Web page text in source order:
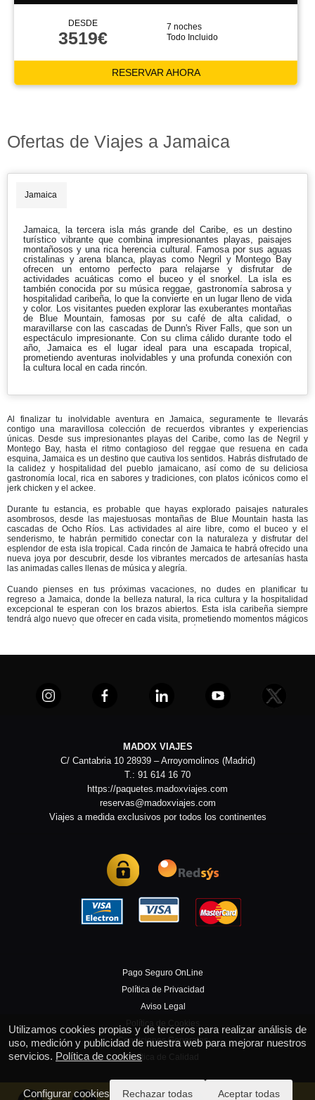
Utilizamos cookies propias y de terceros para realizar análisis de
uso, medición y publicidad de nuestra web para mejorar nuestros
servicios. Política de cookies
Configurar cookies Rechazar todas Aceptar todas
DESDE
3519€
7 noches
Todo Incluido
RESERVAR AHORA
Ofertas de Viajes a Jamaica
Jamaica
Jamaica, la tercera isla más grande del Caribe, es un destino
turístico vibrante que combina impresionantes playas, paisajes
montañosos y una rica herencia cultural. Famosa por sus aguas
cristalinas y arena blanca, playas como Negril y Montego Bay
ofrecen un entorno perfecto para relajarse y disfrutar de
actividades acuáticas como el buceo y el snorkel. La isla es
también conocida por su música reggae, gastronomía sabrosa y
hospitalidad caribeña, lo que la convierte en un lugar lleno de vida
y color. Los visitantes pueden explorar las exuberantes montañas
de Blue Mountain, famosas por su café de alta calidad, o
maravillarse con las cascadas de Dunn's River Falls, que son un
espectáculo impresionante. Con su clima cálido durante todo el
año, Jamaica es el lugar ideal para una escapada tropical,
prometiendo aventuras inolvidables y una profunda conexión con
la cultura local en cada rincón.
Al finalizar tu inolvidable aventura en Jamaica, seguramente te llevarás
contigo una maravillosa colección de recuerdos vibrantes y experiencias
únicas. Desde sus impresionantes playas del Caribe, como las de Negril y
Montego Bay, hasta el ritmo contagioso del reggae que resuena en cada
esquina, Jamaica es un destino que cautiva los sentidos. Habrás disfrutado de
la calidez y hospitalidad del pueblo jamaicano, así como de su deliciosa
gastronomía local, rica en sabores y tradiciones, con platos icónicos como el
jerk chicken y el ackee.
Durante tu estancia, es probable que hayas explorado paisajes naturales
asombrosos, desde las majestuosas montañas de Blue Mountain hasta las
cascadas de Ocho Ríos. Las actividades al aire libre, como el buceo y el
senderismo, te habrán permitido conectar con la naturaleza y disfrutar del
esplendor de esta isla tropical. Cada rincón de Jamaica te habrá ofrecido una
nueva joya por descubrir, desde los vibrantes mercados de artesanías hasta
las animadas calles llenas de música y alegría.
Cuando pienses en tus próximas vacaciones, no dudes en planificar tu
regreso a Jamaica, donde la belleza natural, la rica cultura y la hospitalidad
excepcional te esperan con los brazos abiertos. Esta isla caribeña siempre
tendrá algo nuevo que ofrecer en cada visita, prometiendo momentos mágicos
MADOX VIAJES
C/ Cantabria 10 28939 – Arroyomolinos (Madrid)
T.: 91 614 16 70
https://paquetes.madoxviajes.com
reservas@madoxviajes.com
Viajes a medida exclusivos por todos los continentes
Pago Seguro OnLine
Política de Privacidad
Aviso Legal
Política de Cookies
Condiciones Generales
Política de Calidad